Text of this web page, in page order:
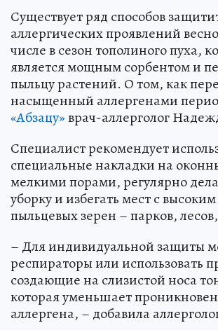
Существует ряд способов
аллергических проявлений
числе в сезон тополиного пуха,
является мощным сорбентом и
пыльцу растений. О том, как
насыщенный аллергенами
«Абзацу»врач-аллерголог
Специалист рекомендует
специальные накладки на
мелкими порами, регулярно
уборку и избегать мест с
пыльцевых зерен – парков,
– Для индивидуальной защиты
респираторы или использовать
создающие на слизистой носа
которая уменьшает
аллергена, – добавила